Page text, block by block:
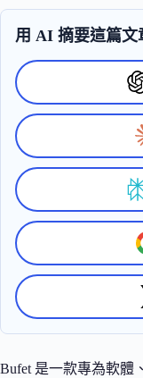
用 AI 摘要這篇文
Bufet 是一款專為軟體